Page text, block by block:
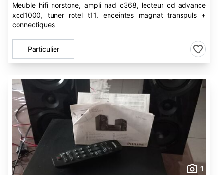
Meuble hifi norstone, ampli nad c368, lecteur cd advance
xcd1000, tuner rotel t11, enceintes magnat transpuls +
connectiques
Particulier
1